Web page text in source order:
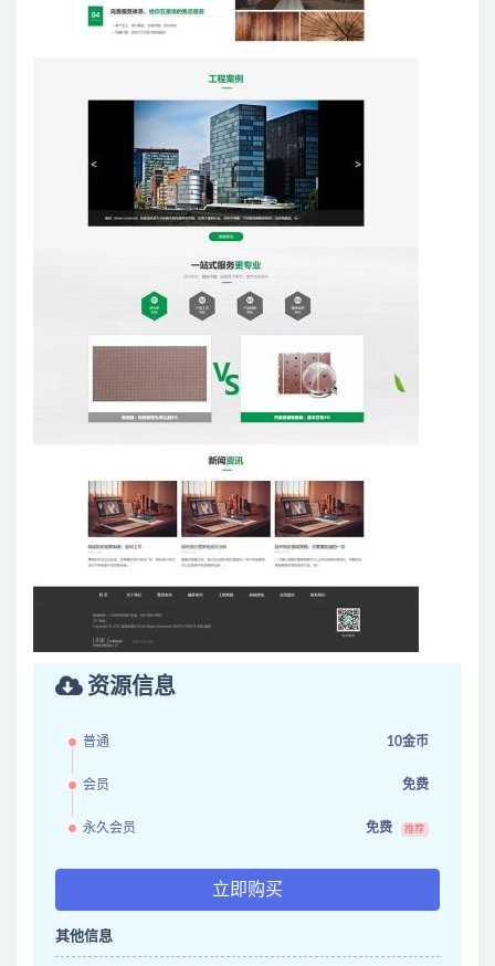
资源信息
普通 10金币
会员 免费
永久会员 免费 推荐
立即购买
其他信息